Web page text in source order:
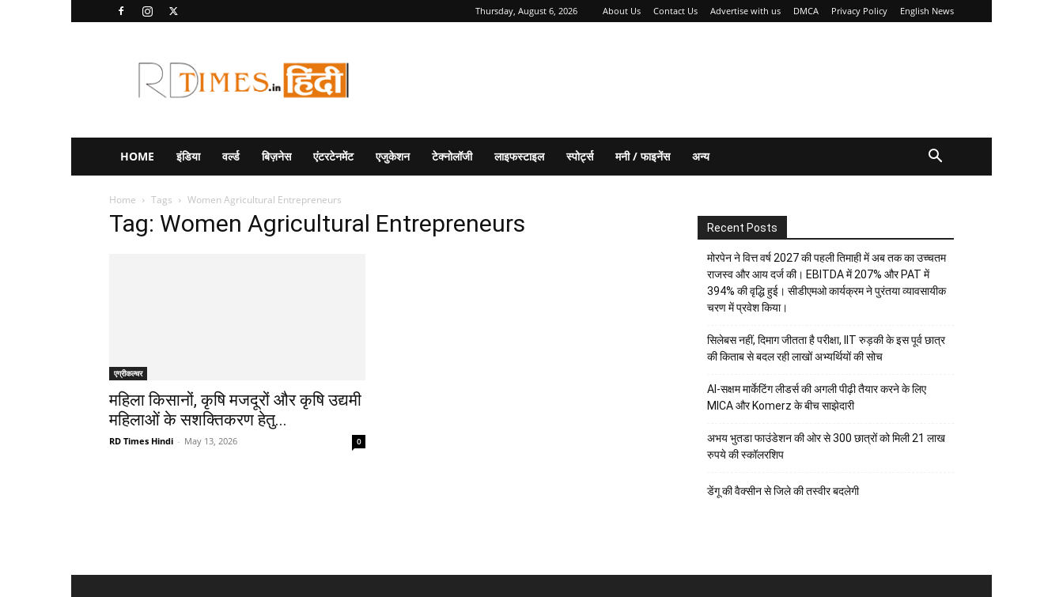
Thursday, August 6, 2026 About Us Contact Us Advertise with us DMCA Privacy Policy English News
Times
Hindi
HOME इंडिया वर्ल्ड बिज़नेस एंटरटेनमेंट एजुकेशन टेक्नोलॉजी लाइफस्टाइल स्पोर्ट्स मनी / फाइनेंस अन्य
Home Tags Women Agricultural Entrepreneurs
Tag: Women Agricultural Entrepreneurs
एग्रीकल्चर
महिला किसानों, कृषि मजदूरों और कृषि उद्यमी
महिलाओं के सशक्तिकरण हेतु...
RD Times Hindi - May 13, 2026 0
Recent Posts
मोरपेन ने वित्त वर्ष 2027 की पहली तिमाही में अब तक का उच्चतम
राजस्व और आय दर्ज की। EBITDA में 207% और PAT में
394% की वृद्धि हुई। सीडीएमओ कार्यक्रम ने पुरंतया व्यावसायीक
चरण में प्रवेश किया।
सिलेबस नहीं, दिमाग जीतता है परीक्षा, IIT रुड़की के इस पूर्व छात्र
की किताब से बदल रही लाखों अभ्यर्थियों की सोच
AI-सक्षम मार्केटिंग लीडर्स की अगली पीढ़ी तैयार करने के लिए
MICA और Komerz के बीच साझेदारी
अभय भुतडा फाउंडेशन की ओर से 300 छात्रों को मिली 21 लाख
रुपये की स्कॉलरशिप
डेंगू की वैक्सीन से जिले की तस्वीर बदलेगी